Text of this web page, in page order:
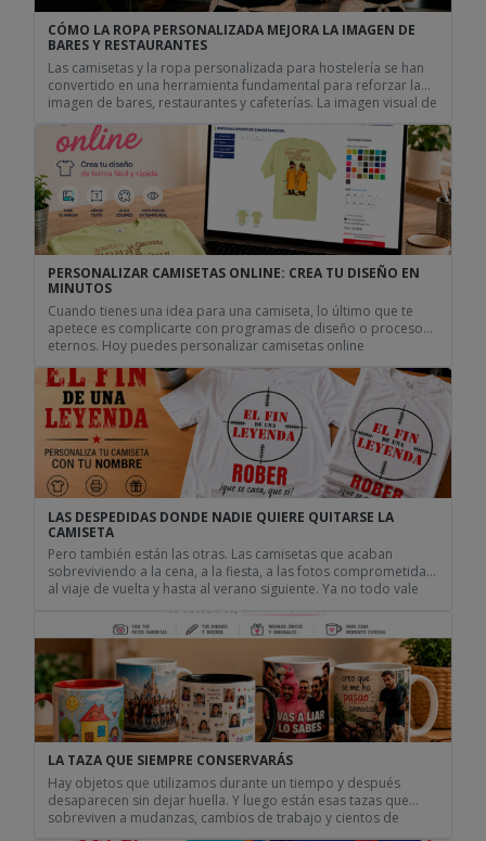
CÓMO LA ROPA PERSONALIZADA MEJORA LA IMAGEN DE
BARES Y RESTAURANTES
Las camisetas y la ropa personalizada para hostelería se han
convertido en una herramienta fundamental para reforzar la
imagen de bares, restaurantes y cafeterías. La imagen visual de
clientes. Hoy en día, los negocios de hostelería no solo
compiten por ofrecer buena comida o un servicio […]
PERSONALIZAR CAMISETAS ONLINE: CREA TU DISEÑO EN
MINUTOS
Cuando tienes una idea para una camiseta, lo último que te
apetece es complicarte con programas de diseño o procesos
eternos. Hoy puedes personalizar camisetas online
añadir textos y ver el resultado antes de hacer el pedido. Tanto
si quieres crear una camiseta para una despedida, una […]
LAS DESPEDIDAS DONDE NADIE QUIERE QUITARSE LA
CAMISETA
Pero también están las otras. Las camisetas que acaban
sobreviviendo a la cena, a la fiesta, a las fotos comprometidas,
al viaje de vuelta y hasta al verano siguiente. Ya no todo vale
llevaba la camiseta más escandalosa. Frases gigantes, colores
imposibles y diseños que parecían […]
LA TAZA QUE SIEMPRE CONSERVARÁS
Hay objetos que utilizamos durante un tiempo y después
desaparecen sin dejar huella. Y luego están esas tazas que
sobreviven a mudanzas, cambios de trabajo y cientos de